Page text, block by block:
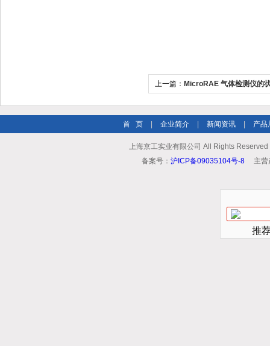
上一篇： MicroRAE 气体检测仪的
首 页 企业简介 新闻资讯 产品
上海京工实业有限公司 All Rights
备案号： 沪ICP备09035104号-8 主营
推